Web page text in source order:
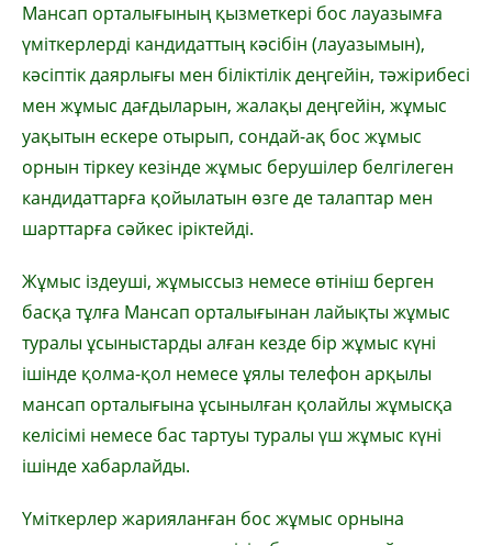
Мансап орталығының қызметкері бос лауазымға
үміткерлерді кандидаттың кәсібін (лауазымын),
кәсіптік даярлығы мен біліктілік деңгейін, тәжірибесі
мен жұмыс дағдыларын, жалақы деңгейін, жұмыс
уақытын ескере отырып, сондай-ақ бос жұмыс
орнын тіркеу кезінде жұмыс берушілер белгілеген
кандидаттарға қойылатын өзге де талаптар мен
шарттарға сәйкес іріктейді.
Жұмыс іздеуші, жұмыссыз немесе өтініш берген
басқа тұлға Мансап орталығынан лайықты жұмыс
туралы ұсыныстарды алған кезде бір жұмыс күні
ішінде қолма-қол немесе ұялы телефон арқылы
мансап орталығына ұсынылған қолайлы жұмысқа
келісімі немесе бас тартуы туралы үш жұмыс күні
ішінде хабарлайды.
Үміткерлер жарияланған бос жұмыс орнына